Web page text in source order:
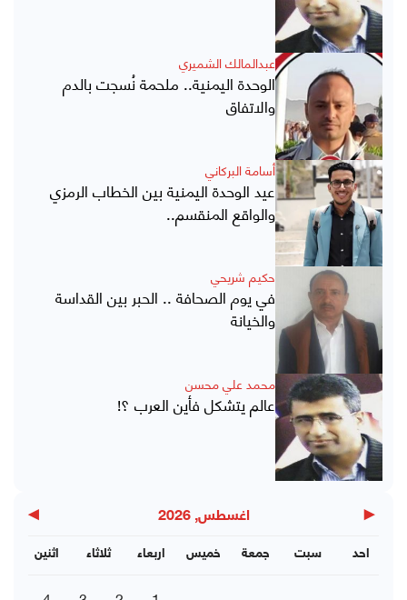
عبدالمالك الشميري
الوحدة اليمنية.. ملحمة نُسجت بالدم
والاتفاق
أسامة البركاني
عيد الوحدة اليمنية بين الخطاب الرمزي
والواقع المنقسم..
حكيم شريحي
في يوم الصحافة .. الحبر بين القداسة
والخيانة
محمد علي محسن
عالم يتشكل فأين العرب ؟!
◀ اغسطس, 2026 ▶
اثنين ثلاثاء اربعاء خميس جمعة سبت احد